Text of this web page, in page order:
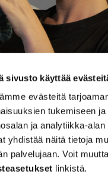
sivusto käyttää
evästeitä
tukemiseen
ja analytiikka-
yhdistää näitä tietoja
palvelujaan. Voit
linkistä.